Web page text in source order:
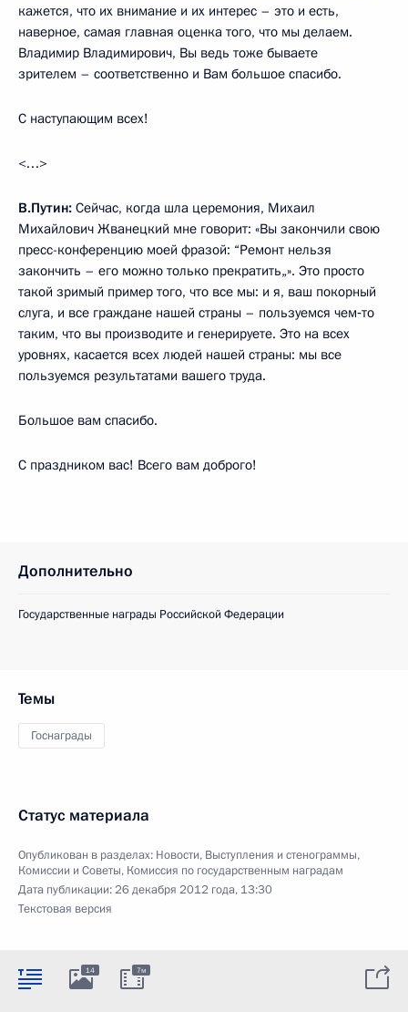
кажется, что их внимание и их интерес – это и есть,
наверное, самая главная оценка того, что мы делаем.
Владимир Владимирович, Вы ведь тоже бываете
зрителем – соответственно и Вам большое спасибо.
С наступающим всех!
<…>
В.Путин: Сейчас, когда шла церемония, Михаил
Михайлович Жванецкий мне говорит: «Вы закончили свою
пресс-конференцию моей фразой: “Ремонт нельзя
закончить – его можно только прекратить„». Это просто
такой зримый пример того, что все мы: и я, ваш покорный
слуга, и все граждане нашей страны – пользуемся чем‑то
таким, что вы производите и генерируете. Это на всех
уровнях, касается всех людей нашей страны: мы все
пользуемся результатами вашего труда.
Большое вам спасибо.
С праздником вас! Всего вам доброго!
Дополнительно
Государственные награды Российской Федерации
Темы
Госнаграды
Статус материала
Опубликован в разделах: Новости, Выступления и стенограммы,
Комиссии и Советы, Комиссия по государственным наградам
Дата публикации:26 декабря 2012 года, 13:30
Текстовая версия
14 7м